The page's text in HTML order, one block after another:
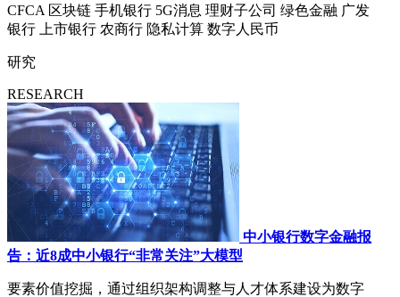
CFCA 区块链 手机银行 5G消息 理财子公司 绿色金融 广发
银行
上市银行 农商行 隐私计算 数字人民币
研究
RESEARCH
中小银行数字金融报
告：近8成中小银行“非常关注”大模型
要素价值挖掘，通过组织架构调整与人才体系建设为数字